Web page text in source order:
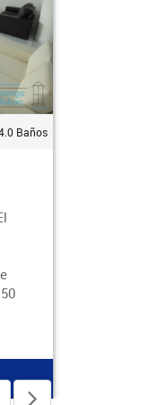
Baños
lujo